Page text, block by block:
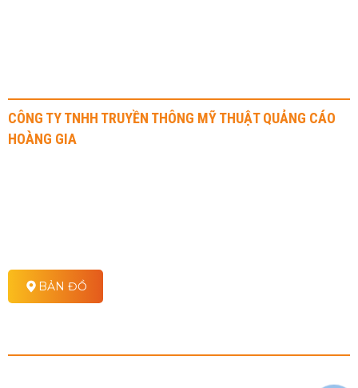
CÔNG TY TNHH TRUYỀN THÔNG MỸ THUẬT QUẢNG CÁO
HOÀNG GIA
BẢN ĐỒ